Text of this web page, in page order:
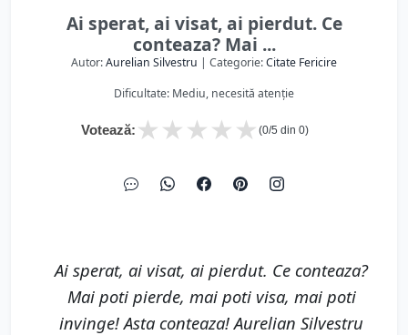
Ai sperat, ai visat, ai pierdut. Ce
conteaza? Mai ...
Autor:Aurelian Silvestru | Categorie:Citate Fericire
Dificultate: Mediu, necesită atenție
Votează: ★
★
★
★
★ (0/5 din 0)
Ai sperat, ai visat, ai pierdut. Ce conteaza?
Mai poti pierde, mai poti visa, mai poti
invinge! Asta conteaza! Aurelian Silvestru